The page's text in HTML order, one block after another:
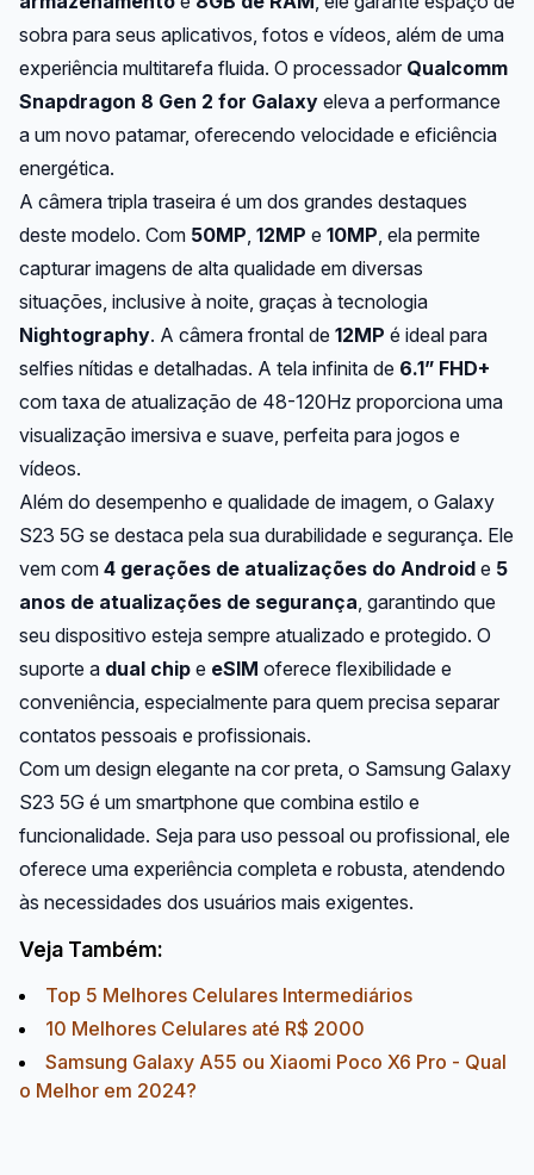
sobra para seus aplicativos, fotos e vídeos, além de uma
experiência multitarefa fluida. O processador Qualcomm
Snapdragon 8 Gen 2 for Galaxy eleva a performance
a um novo patamar, oferecendo velocidade e eficiência
energética.
A câmera tripla traseira é um dos grandes destaques
deste modelo. Com 50MP, 12MP e 10MP, ela permite
capturar imagens de alta qualidade em diversas
situações, inclusive à noite, graças à tecnologia
Nightography. A câmera frontal de 12MP é ideal para
selfies nítidas e detalhadas. A tela infinita de 6.1” FHD+
com taxa de atualização de 48-120Hz proporciona uma
visualização imersiva e suave, perfeita para jogos e
vídeos.
Além do desempenho e qualidade de imagem, o Galaxy
S23 5G se destaca pela sua durabilidade e segurança. Ele
vem com 4 gerações de atualizações do Android e 5
anos de atualizações de segurança, garantindo que
seu dispositivo esteja sempre atualizado e protegido. O
suporte a dual chip e eSIM oferece flexibilidade e
conveniência, especialmente para quem precisa separar
contatos pessoais e profissionais.
Com um design elegante na cor preta, o Samsung Galaxy
S23 5G é um smartphone que combina estilo e
funcionalidade. Seja para uso pessoal ou profissional, ele
oferece uma experiência completa e robusta, atendendo
às necessidades dos usuários mais exigentes.
Veja Também:
Top 5 Melhores Celulares Intermediários
10 Melhores Celulares até R$ 2000
Samsung Galaxy A55 ou Xiaomi Poco X6 Pro - Qual
o Melhor em 2024?